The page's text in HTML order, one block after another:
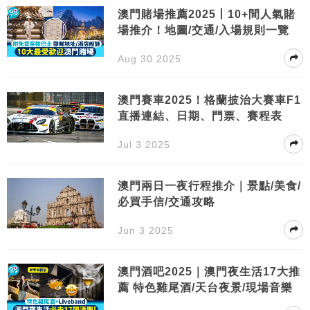
澳門賭場推薦2025丨10+間人氣賭
場推介！地圖/交通/入場規則一覽
Aug 30 2025
澳門賽車2025！格蘭披治大賽車F1
直播連結、日期、門票、賽程表
Jul 3 2025
澳門兩日一夜行程推介｜景點/美食/
必買手信/交通攻略
Jun 3 2025
澳門酒吧2025｜澳門夜生活17大推
薦 特色雞尾酒/天台夜景/現場音樂